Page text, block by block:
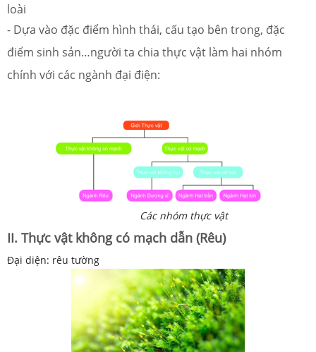
loài
- Dựa vào đặc điểm hình thái, cấu tạo bên trong, đặc
điểm sinh sản…người ta chia thực vật làm hai nhóm
chính với các ngành đại điện:
Các nhóm thực vật
II. Thực vật không có mạch dẫn (Rêu)
Đại diện: rêu tường